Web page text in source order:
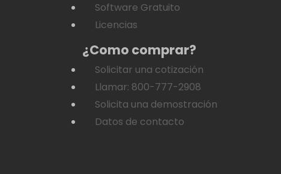
Software Gratuito
Licencias
¿Como comprar?
Solicitar una cotización
Llamar: 800-777-2908
Solicita una demostración
Datos de contacto